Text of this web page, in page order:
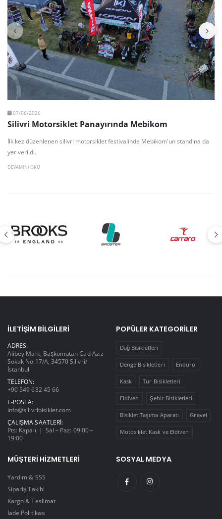
07/06/2026
Silivri Motorsiklet Panayırında Mebikom
İlk kez düzenlenen silivri motorsiklet festivalinde Mebikom'un standına da
yer verildi.
DEVAMINI OKU
İLETIŞIM BILGILERI
ADRES:
Alibey Mah., Başkomutan Cad Aziz
Sokak No:17/A, 34570 Silivri/
İstanbul
TELEFON:
+90 549 632 45 66
E-POSTA:
info@silivribisiklet.com
ÇALIŞMA SAATLERI:
Pts: Kapalı | Sal – Paz: 09:00 –
19:00
POPÜLER KATEGORILER
Dağ Bisikletleri
Denge Bisikletleri Enduro
Kask Tur Bisikletleri
Eldiven Şehir Bisikletleri
Bisiklet Taşıma Aparatı Gravel
Motosiklet Kask ve Eldiven
MÜŞTERI HIZMETLERI
Yardım & SSS
Sipariş Takibi
Kargo & Teslimat
İade Politikası
SOSYAL MEDYA